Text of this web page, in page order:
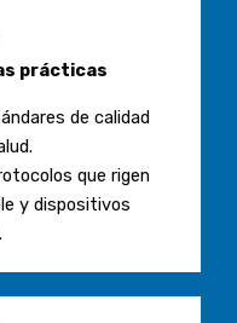
prácticas
de calidad
que rigen
y dispositivos